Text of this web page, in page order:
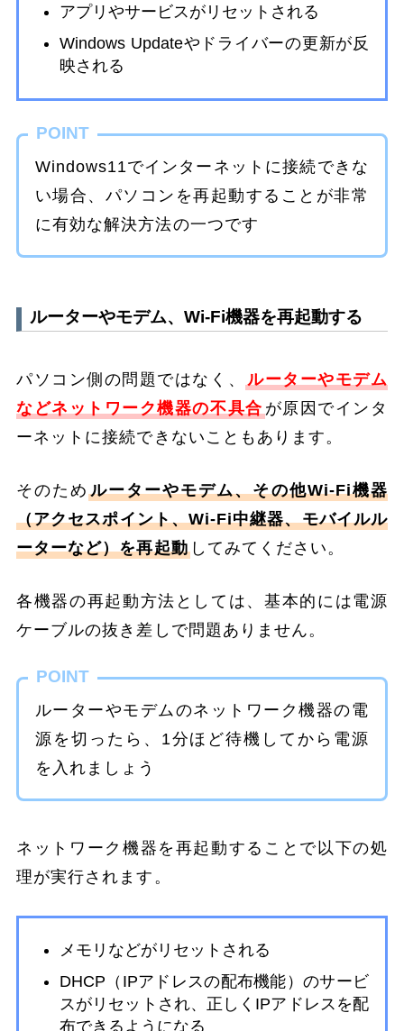
アプリやサービスがリセットされる
Windows Updateやドライバーの更新が反
映される
POINT
Windows11でインターネットに接続できな
い場合、パソコンを再起動することが非常
に有効な解決方法の一つです
ルーターやモデム、Wi-Fi機器を再起動する
パソコン側の問題ではなく、 ルーターやモデム
などネットワーク機器の不具合 が原因でインタ
ーネットに接続できないこともあります。
そのためルーターやモデム、その他Wi-Fi機器
（アクセスポイント、Wi-Fi中継器、モバイルル
ーターなど）を再起動してみてください。
各機器の再起動方法としては、基本的には電源
ケーブルの抜き差しで問題ありません。
POINT
ルーターやモデムのネットワーク機器の電
源を切ったら、1分ほど待機してから電源
を入れましょう
ネットワーク機器を再起動することで以下の処
理が実行されます。
メモリなどがリセットされる
DHCP（IPアドレスの配布機能）のサービ
スがリセットされ、正しくIPアドレスを配
布できるようになる